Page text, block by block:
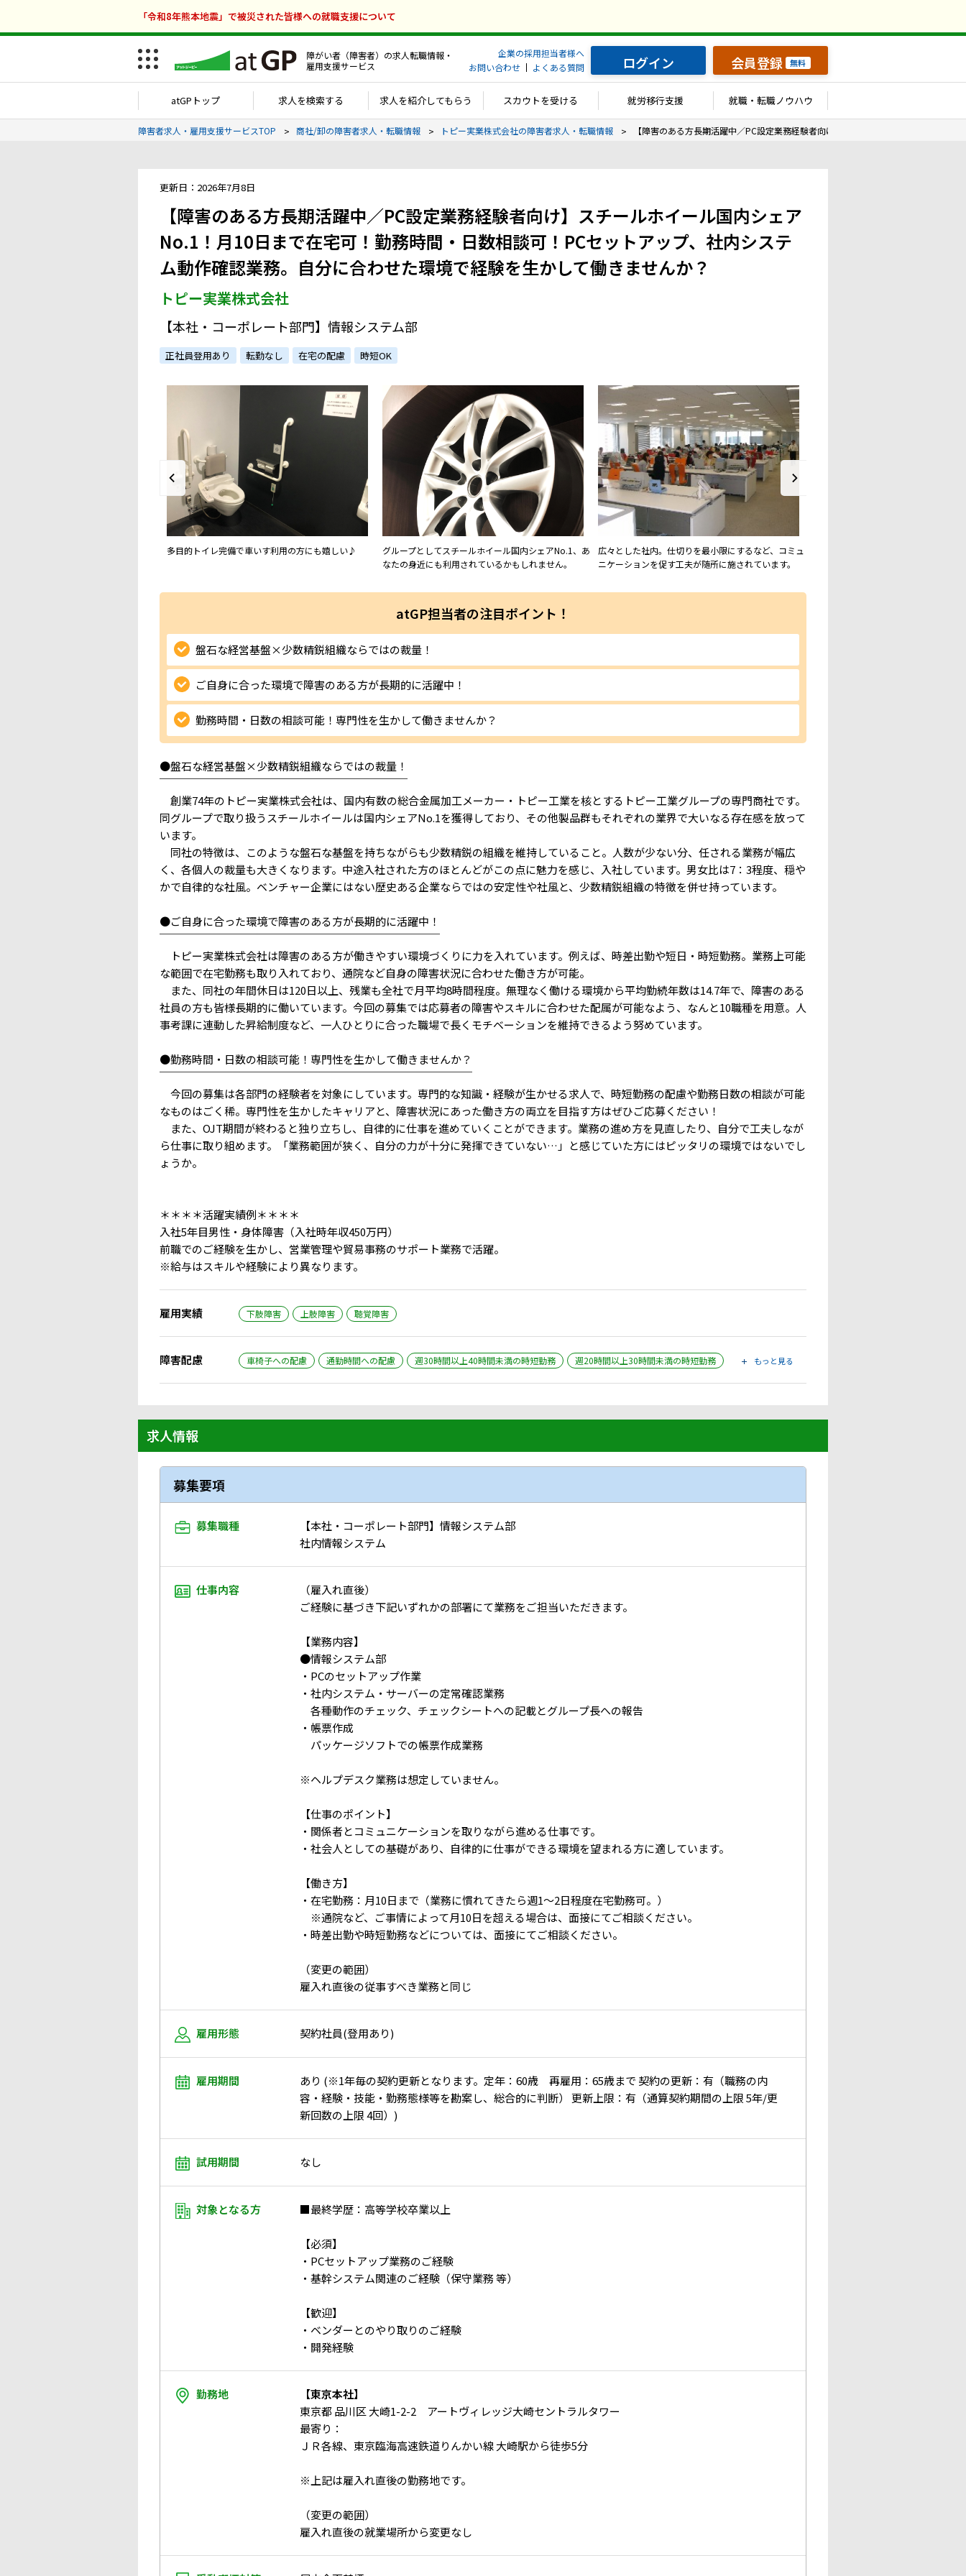
「令和8年熊本地震」で被災された皆様への就職支援について
障がい者（障害者）の求人転職情報・
雇用支援サービス
企業の採用担当者様へ
お問い合わせ
よくある質問 ログイン 会員登録 無料
atGPトップ 求人を検索する 求人を紹介してもらう スカウトを受ける 就労移行支援 就職・転職ノウハウ
障害者求人・雇用支援サービスTOP 商社/卸の障害者求人・転職情報 トピー実業株式会社の障害者求人・転職情報 【障害のある方長期活躍中／PC設定業務経験者向け】スチールホイール国内シェ
更新日：2026年7月8日
【障害のある方長期活躍中／PC設定業務経験者向け】スチールホイール国内シェア
No.1！月10日まで在宅可！勤務時間・日数相談可！PCセットアップ、社内システ
ム動作確認業務。自分に合わせた環境で経験を生かして働きませんか？
トピー実業株式会社
【本社・コーポレート部門】情報システム部
正社員登用あり 転勤なし 在宅の配慮 時短OK
多目的トイレ完備で車いす利用の方にも嬉しい♪
グループとしてスチールホイール国内シェアNo.1、あ
なたの身近にも利用されているかもしれません。
広々とした社内。仕切りを最小限にするなど、コミュ
ニケーションを促す工夫が随所に施されています。
atGP担当者の注目ポイント！
盤石な経営基盤×少数精鋭組織ならではの裁量！
ご自身に合った環境で障害のある方が長期的に活躍中！
勤務時間・日数の相談可能！専門性を生かして働きませんか？
●盤石な経営基盤×少数精鋭組織ならではの裁量！
￣￣￣￣￣￣￣￣￣￣￣￣￣￣￣￣￣￣￣￣￣￣￣
創業74年のトピー実業株式会社は、国内有数の総合金属加工メーカー・トピー工業を核とするトピー工業グループの専門商社です。
同グループで取り扱うスチールホイールは国内シェアNo.1を獲得しており、その他製品群もそれぞれの業界で大いなる存在感を放って
います。
同社の特徴は、このような盤石な基盤を持ちながらも少数精鋭の組織を維持していること。人数が少ない分、任される業務が幅広
く、各個人の裁量も大きくなります。中途入社された方のほとんどがこの点に魅力を感じ、入社しています。男女比は7：3程度、穏や
かで自律的な社風。ベンチャー企業にはない歴史ある企業ならではの安定性や社風と、少数精鋭組織の特徴を併せ持っています。
●ご自身に合った環境で障害のある方が長期的に活躍中！
￣￣￣￣￣￣￣￣￣￣￣￣￣￣￣￣￣￣￣￣￣￣￣￣￣￣
トピー実業株式会社は障害のある方が働きやすい環境づくりに力を入れています。例えば、時差出勤や短日・時短勤務。業務上可能
な範囲で在宅勤務も取り入れており、通院など自身の障害状況に合わせた働き方が可能。
また、同社の年間休日は120日以上、残業も全社で月平均8時間程度。無理なく働ける環境から平均勤続年数は14.7年で、障害のある
社員の方も皆様長期的に働いています。今回の募集では応募者の障害やスキルに合わせた配属が可能なよう、なんと10職種を用意。人
事考課に連動した昇給制度など、一人ひとりに合った職場で長くモチベーションを維持できるよう努めています。
●勤務時間・日数の相談可能！専門性を生かして働きませんか？
￣￣￣￣￣￣￣￣￣￣￣￣￣￣￣￣￣￣￣￣￣￣￣￣￣￣￣￣￣
今回の募集は各部門の経験者を対象にしています。専門的な知識・経験が生かせる求人で、時短勤務の配慮や勤務日数の相談が可能
なものはごく稀。専門性を生かしたキャリアと、障害状況にあった働き方の両立を目指す方はぜひご応募ください！
また、OJT期間が終わると独り立ちし、自律的に仕事を進めていくことができます。業務の進め方を見直したり、自分で工夫しなが
ら仕事に取り組めます。「業務範囲が狭く、自分の力が十分に発揮できていない…」と感じていた方にはピッタリの環境ではないでし
ょうか。
＊＊＊＊活躍実績例＊＊＊＊
入社5年目男性・身体障害（入社時年収450万円）
前職でのご経験を生かし、営業管理や貿易事務のサポート業務で活躍。
※給与はスキルや経験により異なります。
雇用実績 下肢障害 上肢障害 聴覚障害
障害配慮 車椅子への配慮 通勤時間への配慮 週30時間以上40時間未満の時短勤務 週20時間以上30時間未満の時短勤務 もっと見る
求人情報
募集要項
募集職種
【本社・コーポレート部門】情報システム部
社内情報システム
仕事内容
（雇入れ直後）
ご経験に基づき下記いずれかの部署にて業務をご担当いただきます。
【業務内容】
●情報システム部
・PCのセットアップ作業
・社内システム・サーバーの定常確認業務
各種動作のチェック、チェックシートへの記載とグループ長への報告
・帳票作成
パッケージソフトでの帳票作成業務
※ヘルプデスク業務は想定していません。
【仕事のポイント】
・関係者とコミュニケーションを取りながら進める仕事です。
・社会人としての基礎があり、自律的に仕事ができる環境を望まれる方に適しています。
【働き方】
・在宅勤務：月10日まで（業務に慣れてきたら週1～2日程度在宅勤務可。）
※通院など、ご事情によって月10日を超える場合は、面接にてご相談ください。
・時差出勤や時短勤務などについては、面接にてご相談ください。
（変更の範囲）
雇入れ直後の従事すべき業務と同じ
雇用形態 契約社員(登用あり)
雇用期間
あり (※1年毎の契約更新となります。定年：60歳 再雇用：65歳まで 契約の更新：有（職務の内
容・経験・技能・勤務態様等を勘案し、総合的に判断） 更新上限：有（通算契約期間の上限 5年/更
新回数の上限 4回）)
試用期間 なし
対象となる方 ■最終学歴：高等学校卒業以上
【必須】
・PCセットアップ業務のご経験
・基幹システム関連のご経験（保守業務 等）
【歓迎】
・ベンダーとのやり取りのご経験
・開発経験
勤務地
【東京本社】
東京都 品川区 大崎1-2-2 アートヴィレッジ大崎セントラルタワー
最寄り：
ＪＲ各線、東京臨海高速鉄道りんかい線 大崎駅から徒歩5分
※上記は雇入れ直後の勤務地です。
（変更の範囲）
雇入れ直後の就業場所から変更なし